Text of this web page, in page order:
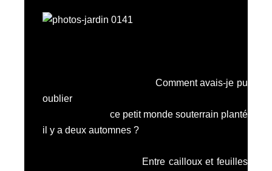
Comment avais-je pu
oublier
ce petit monde souterrain planté
il y a deux automnes ?
Entre cailloux et feuilles